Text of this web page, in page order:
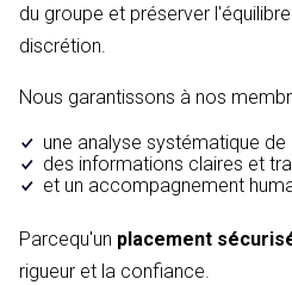
du groupe et préserver
discrétion.
Nous garantissons à nos
une analyse systématique
des informations claires et
et un accompagnement
Parcequ'un placement
rigueur et la confiance.